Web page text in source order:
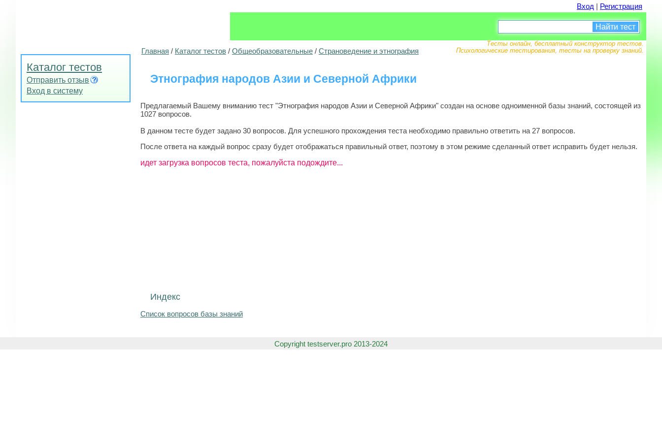
Вход | Регистрация
Тесты онлайн, бесплатный конструктор тестов.
Психологические тестирования, тесты на проверку знаний.
Найти тест
Каталог тестов
Отправить отзыв
Вход в систему
Главная / Каталог тестов / Общеобразовательные / Страноведение и этнография
Этнография народов Азии и Северной Африки
Предлагаемый Вашему вниманию тест "Этнография народов Азии и Северной Африки" создан на основе одноименной базы знаний, состоящей из
1027 вопросов.
В данном тесте будет задано 30 вопросов. Для успешного прохождения теста необходимо правильно ответить на 27 вопросов.
После ответа на каждый вопрос сразу будет отображаться правильный ответ, поэтому в этом режиме сделанный ответ исправить будет нельзя.
идет загрузка вопросов теста, пожалуйста подождите...
Индекс
Список вопросов базы знаний
Copyright testserver.pro 2013-2024